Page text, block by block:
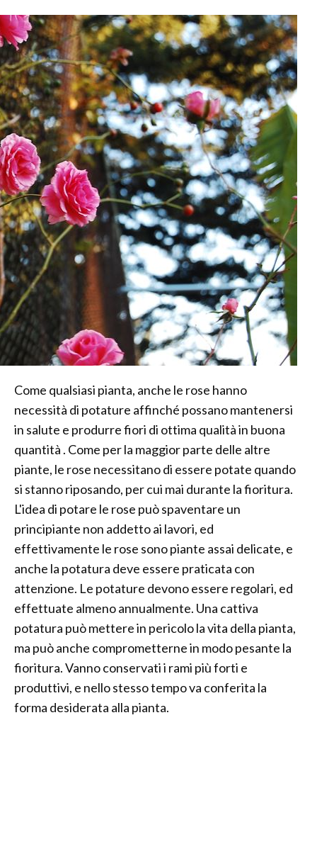
Come qualsiasi pianta, anche le rose hanno
necessità di potature affinché possano mantenersi
in salute e produrre fiori di ottima qualità in buona
quantità . Come per la maggior parte delle altre
piante, le rose necessitano di essere potate quando
si stanno riposando, per cui mai durante la fioritura.
L'idea di potare le rose può spaventare un
principiante non addetto ai lavori, ed
effettivamente le rose sono piante assai delicate, e
anche la potatura deve essere praticata con
attenzione. Le potature devono essere regolari, ed
effettuate almeno annualmente. Una cattiva
potatura può mettere in pericolo la vita della pianta,
ma può anche comprometterne in modo pesante la
fioritura. Vanno conservati i rami più forti e
produttivi, e nello stesso tempo va conferita la
forma desiderata alla pianta.